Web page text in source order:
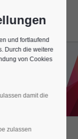
und fortlaufend
Durch die weitere
von Cookies
damit die
zulassen